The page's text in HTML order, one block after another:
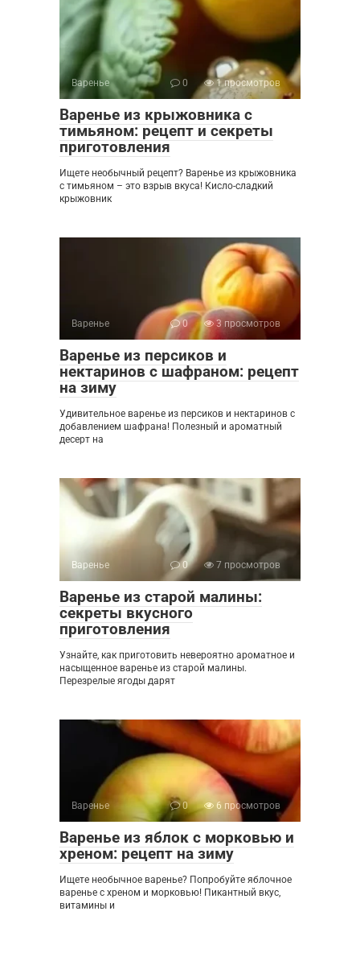
Варенье 0 1 просмотров
Варенье из крыжовника с
тимьяном: рецепт и секреты
приготовления
Ищете необычный рецепт? Варенье из крыжовника
с тимьяном – это взрыв вкуса! Кисло-сладкий
крыжовник
Варенье 0 3 просмотров
Варенье из персиков и
нектаринов с шафраном: рецепт
на зиму
Удивительное варенье из персиков и нектаринов с
добавлением шафрана! Полезный и ароматный
десерт на
Варенье 0 7 просмотров
Варенье из старой малины:
секреты вкусного
приготовления
Узнайте, как приготовить невероятно ароматное и
насыщенное варенье из старой малины.
Перезрелые ягоды дарят
Варенье 0 6 просмотров
Варенье из яблок с морковью и
хреном: рецепт на зиму
Ищете необычное варенье? Попробуйте яблочное
варенье с хреном и морковью! Пикантный вкус,
витамины и